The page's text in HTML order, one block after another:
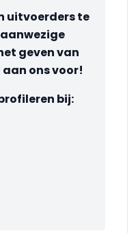
uitvoerders te
geven van
ons voor!
bij: